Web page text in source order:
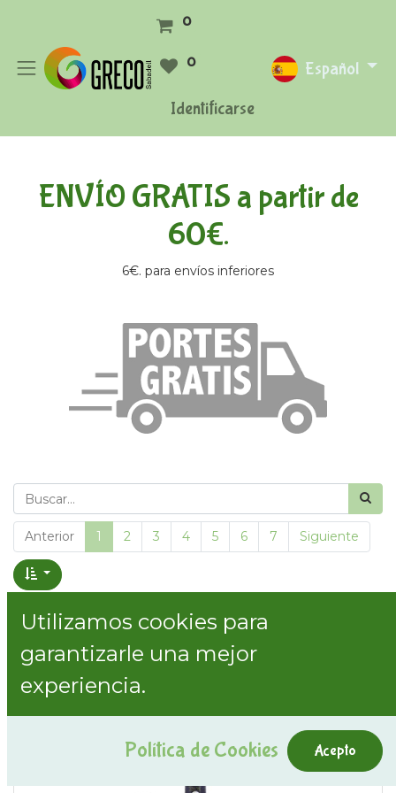
0
0
Identificarse
Español
ENVÍO GRATIS a partir de
60€.
6€. para envíos inferiores
Anterior 1 2 3 4 5 6 7 Siguiente
Mostrar precios con impuestos incluidos
Mostrar categorías
Utilizamos cookies para
garantizarle una mejor
experiencia.
Política de Cookies Acepto